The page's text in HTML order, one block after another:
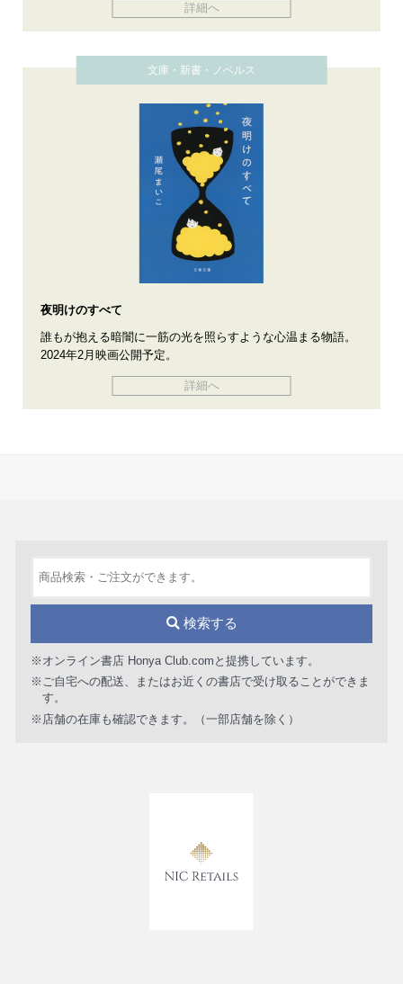
詳細へ
文庫・新書・ノベルス
夜明けのすべて
誰もが抱える暗闇に一筋の光を照らすような心温まる物語。
2024年2月映画公開予定。
詳細へ
検索する
※オンライン書店 Honya Club.comと提携しています。
※ご自宅への配送、またはお近くの書店で受け取ることができま
す。
※店舗の在庫も確認できます。（一部店舗を除く）